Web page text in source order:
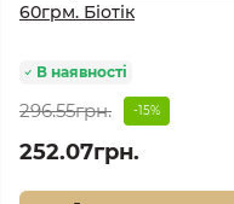
60грм. Біотік
В наявності
296.55грн. -15%
252.07грн.